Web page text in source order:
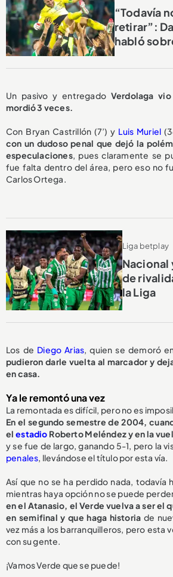
“Todavía
retirar”:
habló
Un pasivo y entregado Verdolaga
mordió 3 veces.
Con Bryan Castrillón (7’) y Luis Muriel
con un dudoso penal que dejó la
especulaciones, pues claramente se
fue falta dentro del área, pero eso no
Carlos Ortega.
Liga betplay
Nacional
de
la Liga
Los de Diego Arias, quien se demoró
pudieron darle vuelta al marcador y
en casa.
Ya le remontó una vez
La remontada es difícil, pero no es
En el segundo semestre de 2004,
elestadio Roberto Meléndez y en la
y se fue de largo, ganando 5-1, pero la
penales, llevándose el título por esta vía.
Así que no se ha perdido nada, todavía
mientras haya opción no se puede
en el Atanasio, el Verde vuelva a ser el
en semifinal y que haga historia de
vez más a los barranquilleros, pero esta
con su gente.
¡Vamos Verde que se puede!